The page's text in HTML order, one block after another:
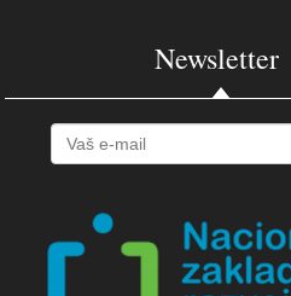
Newsletter